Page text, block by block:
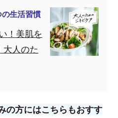
生活習慣
！美肌を
大人のた
の方にはこちらもおすす